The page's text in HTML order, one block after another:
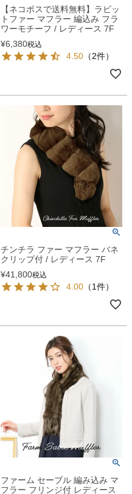
【ネコポスで送料無料】ラビッ
トファー マフラー 編込み フラ
ワーモチーフ / レディース 7F
¥6,380税込
4.50 （2件）
チンチラ ファー マフラー バネ
クリップ付 / レディース 7F
¥41,800税込
4.00 （1件）
ファーム セーブル 編み込み マ
フラー フリンジ付 レディース